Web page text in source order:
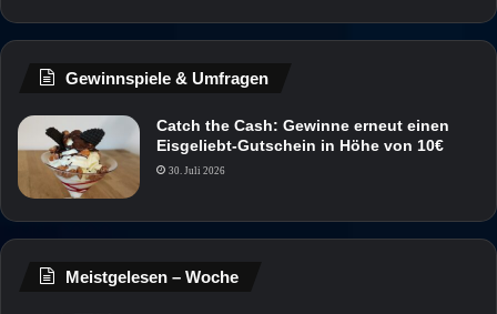
Gewinnspiele & Umfragen
Catch the Cash: Gewinne erneut einen
Eisgeliebt-Gutschein in Höhe von 10€
30. Juli 2026
Meistgelesen – Woche